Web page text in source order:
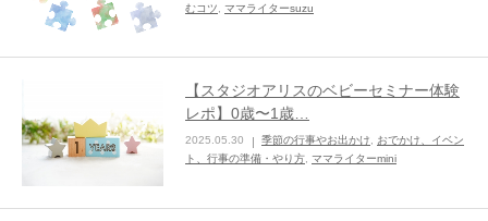
むコツ
ママライターsuzu
【スタジオアリスのベビーセミナー体験
レポ】0歳〜1歳…
2025.05.30 季節の行事やお出かけ
おでかけ、イベン
ト、行事の準備・やり方 ママライターmini